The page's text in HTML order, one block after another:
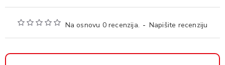
Na osnovu 0 recenzija. - Napišite recenziju